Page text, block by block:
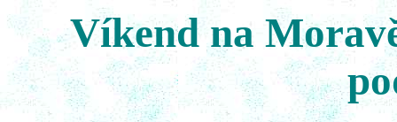
Víkend na